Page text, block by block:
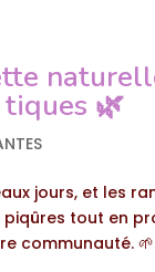
🌿
jours, et les
tout en
communauté.